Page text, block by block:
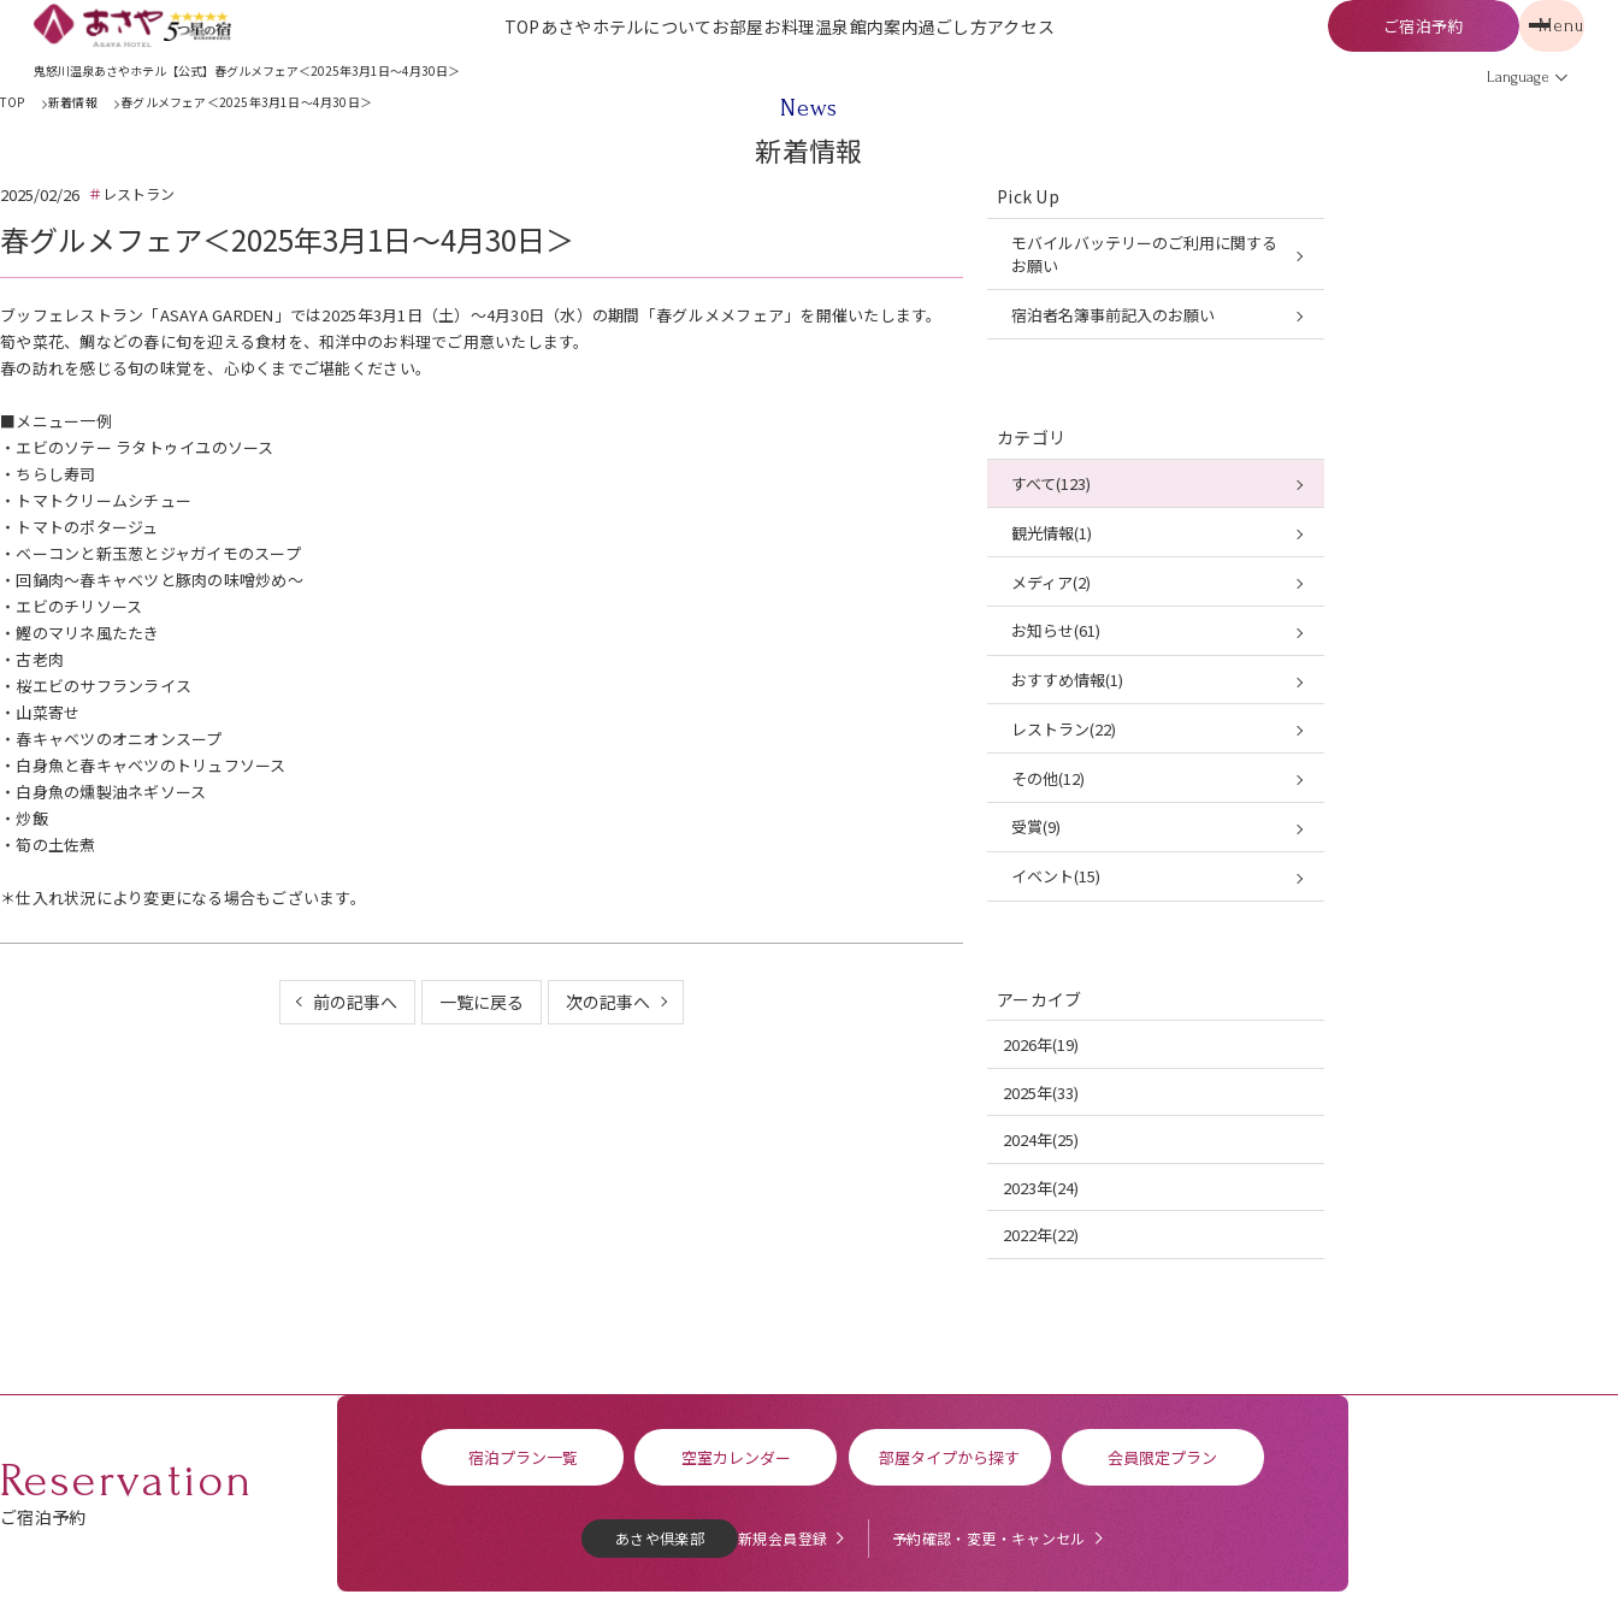
TOP あさやホテルについて お部屋お料理温泉館内案内過ごし方アクセス ご宿泊予約 Menu
鬼怒川温泉あさやホテル【公式】春グルメフェア＜2025年3月1日～4月30日＞ Language
TOP 新着情報 春グルメフェア＜2025年3月1日～4月30日＞ News
新着情報
2025/02/26 レストラン
春グルメフェア＜2025年3月1日～4月30日＞
ブッフェレストラン「ASAYA GARDEN」では2025年3月1日（土）～4月30日（水）の期間「春グルメメフェア」を開催いたします。
筍や菜花、鯛などの春に旬を迎える食材を、和洋中のお料理でご用意いたします。
春の訪れを感じる旬の味覚を、心ゆくまでご堪能ください。
■メニュー一例
・エビのソテー ラタトゥイユのソース
・ちらし寿司
・トマトクリームシチュー
・トマトのポタージュ
・ベーコンと新玉葱とジャガイモのスープ
・回鍋肉～春キャベツと豚肉の味噌炒め～
・エビのチリソース
・鰹のマリネ風たたき
・古老肉
・桜エビのサフランライス
・山菜寄せ
・春キャベツのオニオンスープ
・白身魚と春キャベツのトリュフソース
・白身魚の燻製油ネギソース
・炒飯
・筍の土佐煮
＊仕入れ状況により変更になる場合もございます。
前の記事へ 一覧に戻る 次の記事へ
Pick Up
モバイルバッテリーのご利用に関する
お願い
宿泊者名簿事前記入のお願い
カテゴリ
すべて(123)
観光情報(1)
メディア(2)
お知らせ(61)
おすすめ情報(1)
レストラン(22)
その他(12)
受賞(9)
イベント(15)
アーカイブ
2026年(19)
2025年(33)
2024年(25)
2023年(24)
2022年(22)
Reservation
ご宿泊予約
宿泊プラン一覧 空室カレンダー 部屋タイプから探す 会員限定プラン
あさや倶楽部 新規会員登録 予約確認・変更・キャンセル